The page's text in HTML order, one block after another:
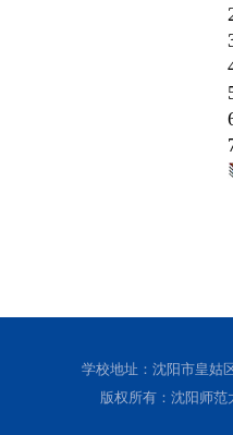
学校地址：沈阳市皇姑
版权所有：沈阳师